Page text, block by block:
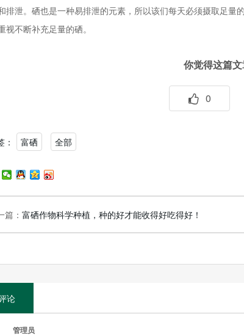
排泄。硒也是一种易排泄的元素，所以该们每天必须摄取足
视不断补充足量的硒。
你觉得这篇
0
： 富硒 全部
篇： 富硒作物科学种植，种的好才能收得好吃得好！
论
管理员